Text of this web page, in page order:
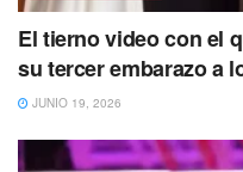
con gritos externaran su
manera, Mariana
de las mujeres, para que
género, pero que esto no
El tierno video con el
su tercer embarazo a
JUNIO 19, 2026